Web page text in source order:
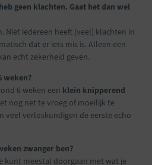
geen klachten. Gaat het dan wel
Niet iedereen heeft (veel) klachten in
dat er iets mis is. Alleen een
echt zekerheid geven.
weken?
6 weken een klein knipperend
nog net te vroeg of moeilijk te
veel verloskundigen de eerste echo
zwanger ben?
kunt meestal doorgaan met wat je